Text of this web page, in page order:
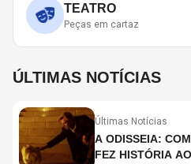
TEATRO
Peças em cartaz
ÚLTIMAS NOTÍCIAS
Últimas Notícias
A ODISSEIA:
FEZ HISTÓRIA